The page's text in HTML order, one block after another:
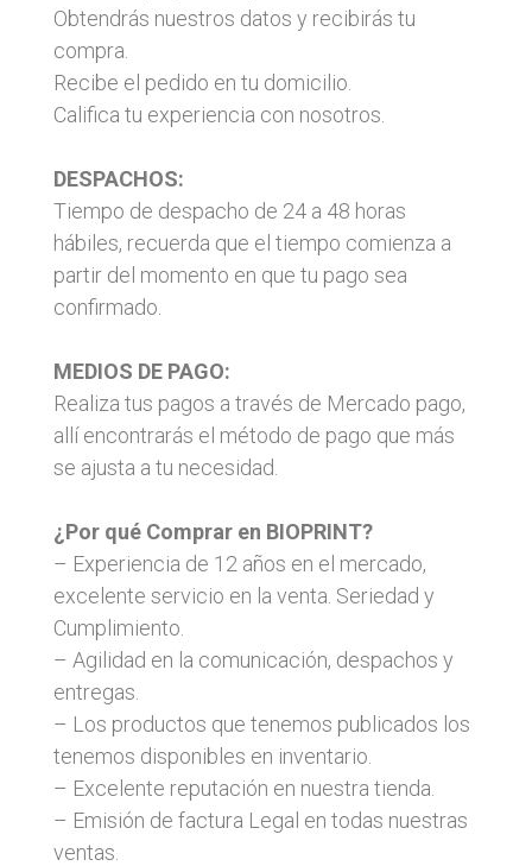
Obtendrás nuestros datos y recibirás tu
compra.
Recibe el pedido en tu domicilio.
Califica tu experiencia con nosotros.
DESPACHOS:
Tiempo de despacho de 24 a 48 horas
hábiles, recuerda que el tiempo comienza a
partir del momento en que tu pago sea
confirmado.
MEDIOS DE PAGO:
Realiza tus pagos a través de Mercado pago,
allí encontrarás el método de pago que más
se ajusta a tu necesidad.
¿Por qué Comprar en BIOPRINT?
– Experiencia de 12 años en el mercado,
excelente servicio en la venta. Seriedad y
Cumplimiento.
– Agilidad en la comunicación, despachos y
entregas.
– Los productos que tenemos publicados los
tenemos disponibles en inventario.
– Excelente reputación en nuestra tienda.
– Emisión de factura Legal en todas nuestras
ventas.